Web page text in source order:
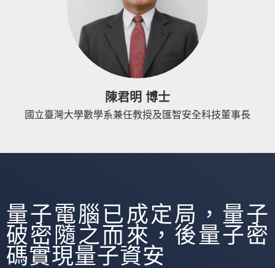
陳君明 博士
國立臺灣大學數學系兼任教授及匯智安全科技董事長
量子電腦已成定局，量子
破密隨之而來，後量子密
碼實現量子資安